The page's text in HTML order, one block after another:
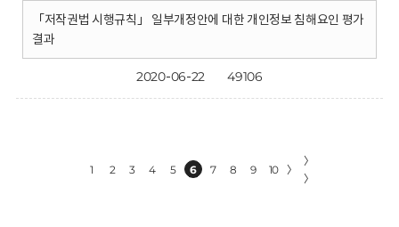
「저작권법 시행규칙」 일부개정안에 대한 개인정보 침해요인 평가
결과
2020-06-22 49106
1 2 3 4 5 6 7 8 9 10 〉
〉
〉